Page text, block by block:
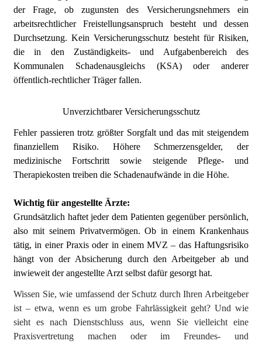
der Frage,
ob zugunsten des Versicherungsnehmers ein
arbeitsrechtlicher Freistellungsanspruch besteht und
dessen
Durchsetzung. Kein Versicherungsschutz besteht für Risiken,
die in den Zuständigkeits- und
Aufgabenbereich des
Kommunalen Schadenausgleichs (KSA) oder anderer
öffentlich-rechtlicher Träger fallen.
Unverzichtbarer Versicherungsschutz
Fehler passieren trotz größter Sorgfalt und das mit steigendem
finanziellem Risiko. Höhere Schmerzensgelder, der
medizinische Fortschritt sowie steigende Pflege- und
Therapiekosten treiben die Schadenaufwände in die Höhe.
Wichtig für angestellte Ärzte:
Grundsätzlich haftet jeder dem Patienten gegenüber persönlich,
also mit seinem Privatvermögen. Ob in einem Krankenhaus
tätig, in einer Praxis oder in einem MVZ – das Haftungsrisiko
hängt von der Absicherung durch den Arbeitgeber ab und
inwieweit der angestellte Arzt selbst dafür gesorgt hat.
Wissen Sie, wie umfassend der Schutz durch Ihren Arbeitgeber
ist – etwa, wenn es um grobe Fahrlässigkeit geht? Und wie
sieht es nach Dienstschluss aus, wenn Sie vielleicht eine
Praxisvertretung machen oder im Freundes- und